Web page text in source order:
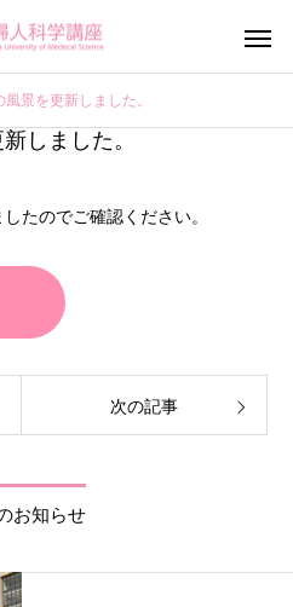
ー
ットワーク
景を更新しました。
しました。
たのでご確認ください。
次の記事
お知らせ